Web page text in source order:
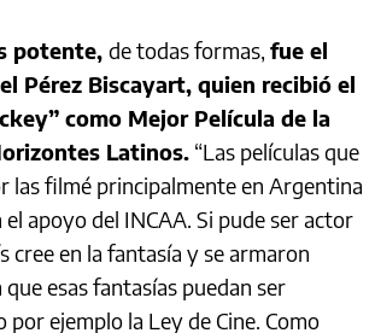
potente, de todas formas, fue el
Pérez Biscayart, quien recibió el
como Mejor Película de la
Latinos. “Las películas que
las filmé principalmente en Argentina
apoyo del INCAA. Si pude ser actor
cree en la fantasía y se armaron
esas fantasías puedan ser
por ejemplo la Ley de Cine. Como